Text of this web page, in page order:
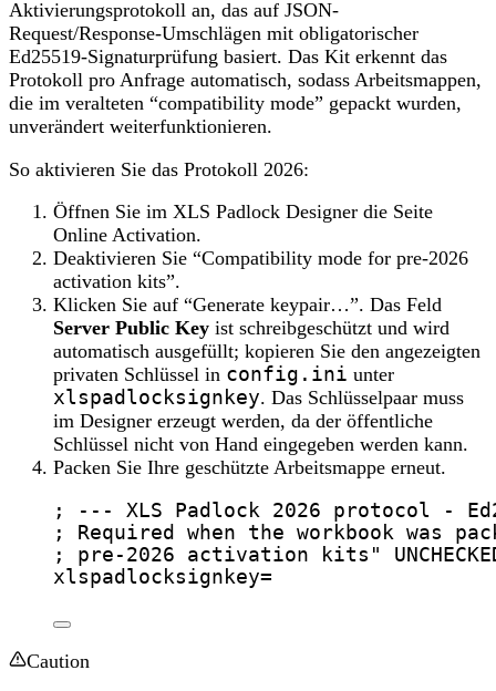
Aktivierungsprotokoll an, das auf JSON-
Request/Response-Umschlägen mit obligatorischer
Ed25519-Signaturprüfung basiert. Das Kit erkennt das
Protokoll pro Anfrage automatisch, sodass Arbeitsmappen,
die im veralteten “compatibility mode” gepackt wurden,
unverändert weiterfunktionieren.
So aktivieren Sie das Protokoll 2026:
Öffnen Sie im XLS Padlock Designer die Seite
Online Activation.
Deaktivieren Sie “Compatibility mode for pre-2026
activation kits”.
Klicken Sie auf “Generate keypair…”. Das Feld
Server Public Key ist schreibgeschützt und wird
automatisch ausgefüllt; kopieren Sie den angezeigten
privaten Schlüssel in config.ini unter
xlspadlocksignkey. Das Schlüsselpaar muss
im Designer erzeugt werden, da der öffentliche
Schlüssel nicht von Hand eingegeben werden kann.
Packen Sie Ihre geschützte Arbeitsmappe erneut.
; --- XLS Padlock 2026 protocol -
; Required when the workbook was
; pre-2026 activation kits"
xlspadlocksignkey=
Caution